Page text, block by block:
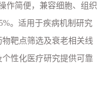
作简便，兼容细胞、组织
。适用于疾病机制研究
物靶点筛选及衰老相关线
性化医疗研究提供可靠